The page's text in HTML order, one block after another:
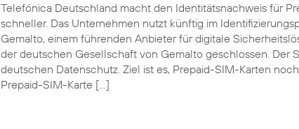
Telefónica Deutschland macht den Identitätsnachweis für
schneller. Das Unternehmen nutzt künftig im
Gemalto, einem führenden Anbieter für digitale
der deutschen Gesellschaft von Gemalto geschlossen. Der
deutschen Datenschutz. Ziel ist es, Prepaid-SIM-Karten
Prepaid-SIM-Karte […]